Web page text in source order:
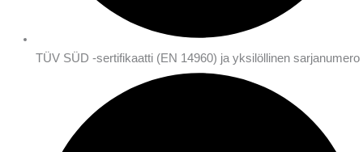
TÜV SÜD -sertifikaatti (EN 14960) ja yksilöllinen sarjanumero